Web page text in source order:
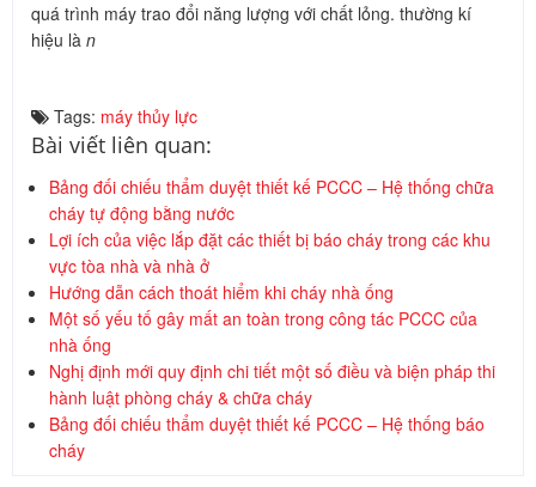
quá trình máy trao đổi năng lượng với chất lỏng. thường kí
hiệu là n
Tags: máy thủy lực
Bài viết liên quan:
Bảng đối chiếu thẩm duyệt thiết kế PCCC – Hệ thống chữa
cháy tự động bằng nước
Lợi ích của việc lắp đặt các thiết bị báo cháy trong các khu
vực tòa nhà và nhà ở
Hướng dẫn cách thoát hiểm khi cháy nhà ống
Một số yếu tố gây mất an toàn trong công tác PCCC của
nhà ống
Nghị định mới quy định chi tiết một số điều và biện pháp thi
hành luật phòng cháy & chữa cháy
Bảng đối chiếu thẩm duyệt thiết kế PCCC – Hệ thống báo
cháy